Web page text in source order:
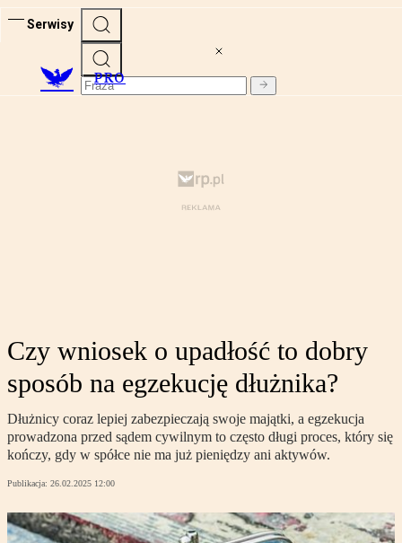
Serwisy
PRO
Czy wniosek o upadłość to dobry
sposób na egzekucję dłużnika?
Dłużnicy coraz lepiej zabezpieczają swoje majątki, a egzekucja
prowadzona przed sądem cywilnym to często długi proces, który się
kończy, gdy w spółce nie ma już pieniędzy ani aktywów.
Publikacja: 26.02.2025 12:00